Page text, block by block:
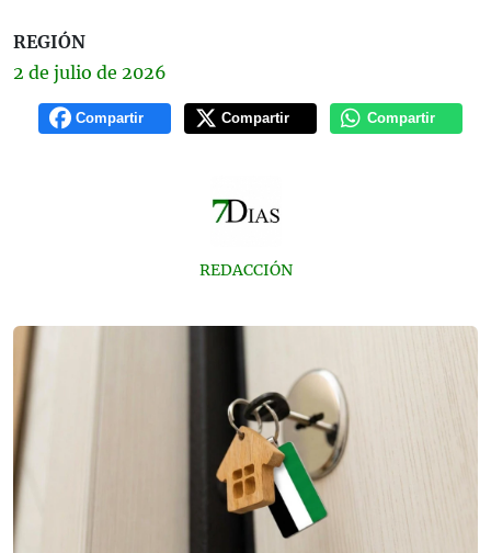
REGIÓN
2 de julio de 2026
Compartir Compartir Compartir
REDACCIÓN